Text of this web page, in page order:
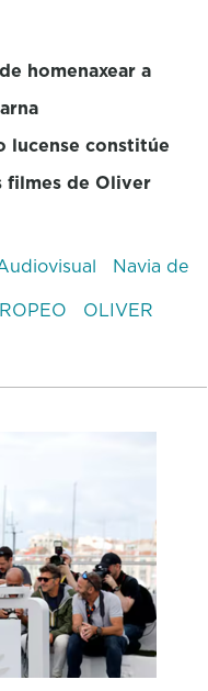
homenaxear a
lucense constitúe
filmes de Oliver
Navia de
OLIVER